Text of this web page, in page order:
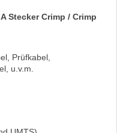
Stecker Crimp / Crimp
Prüfkabel,
u.v.m.